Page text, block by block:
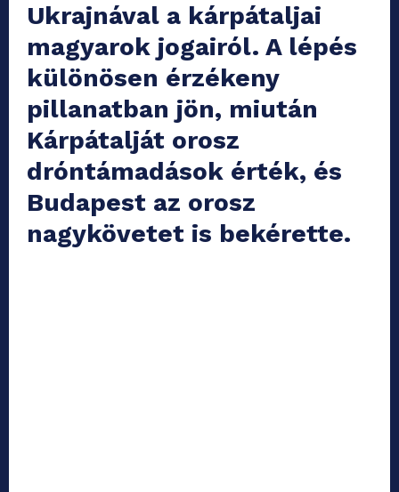
Ukrajnával a kárpátaljai
magyarok jogairól. A lépés
különösen érzékeny
pillanatban jön, miután
Kárpátalját orosz
dróntámadások érték, és
Budapest az orosz
nagykövetet is bekérette.